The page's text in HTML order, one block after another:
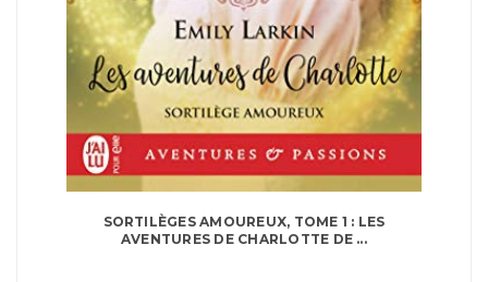
SORTILÈGES AMOUREUX, TOME 1 : LES
AVENTURES DE CHARLOTTE DE ...